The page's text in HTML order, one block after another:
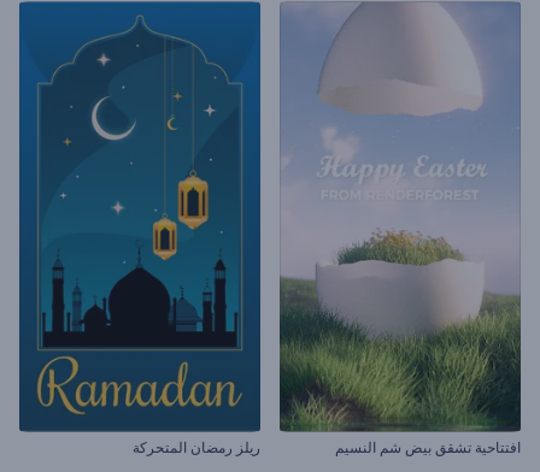
افتتاحية تشقق بيض شم النسيم ريلز رمضان المتحركة